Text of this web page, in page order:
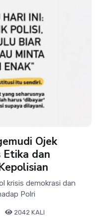
Ojek
dan
krisis demokrasi dan
Polri
2042 KALI